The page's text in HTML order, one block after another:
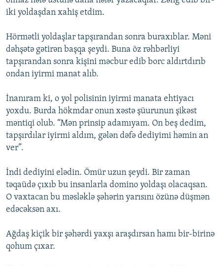
iki yoldaşdan xahiş etdim.
Hörmətli yoldaşlar tapşırandan sonra buraxıblar. Məni
dəhşətə gətirən başqa şeydi. Buna öz rəhbərliyi
tapşırandan sonra kişini məcbur edib borc aldırtdırıb
ondan iyirmi manat alıb.
İnanıram ki, o yol polisinin iyirmi manata ehtiyacı
yoxdu. Burda hökmdar onun xəstə şüurunun şikəst
məntiqi olub. “Mən prinsip adamıyam. On beş dedim,
tapşırdılar iyirmi aldım, gələn dəfə dediyimi həmin an
ver”.
İndi dediyini elədin. Ömür uzun şeydi. Bir zaman
təqaüdə çıxıb bu insanlarla domino yoldaşı olacaqsan.
O vaxtacan bu məsləklə şəhərin yarısını özünə düşmən
edəcəksən axı.
Ağdaş kiçik bir şəhərdi yaxşı araşdırsan hamı bir-birinə
qohum çıxar.